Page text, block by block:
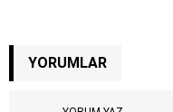
YORUMLAR